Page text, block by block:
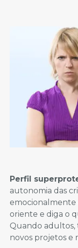
Perfil
autonomia das
oriente e diga o
Quando adultos,
novos projetos e